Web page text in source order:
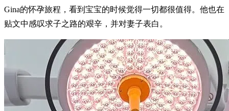
Gina的怀孕旅程，看到宝宝的时候觉得一切都很值得。他也在
贴文中感叹求子之路的艰辛，并对妻子表白。